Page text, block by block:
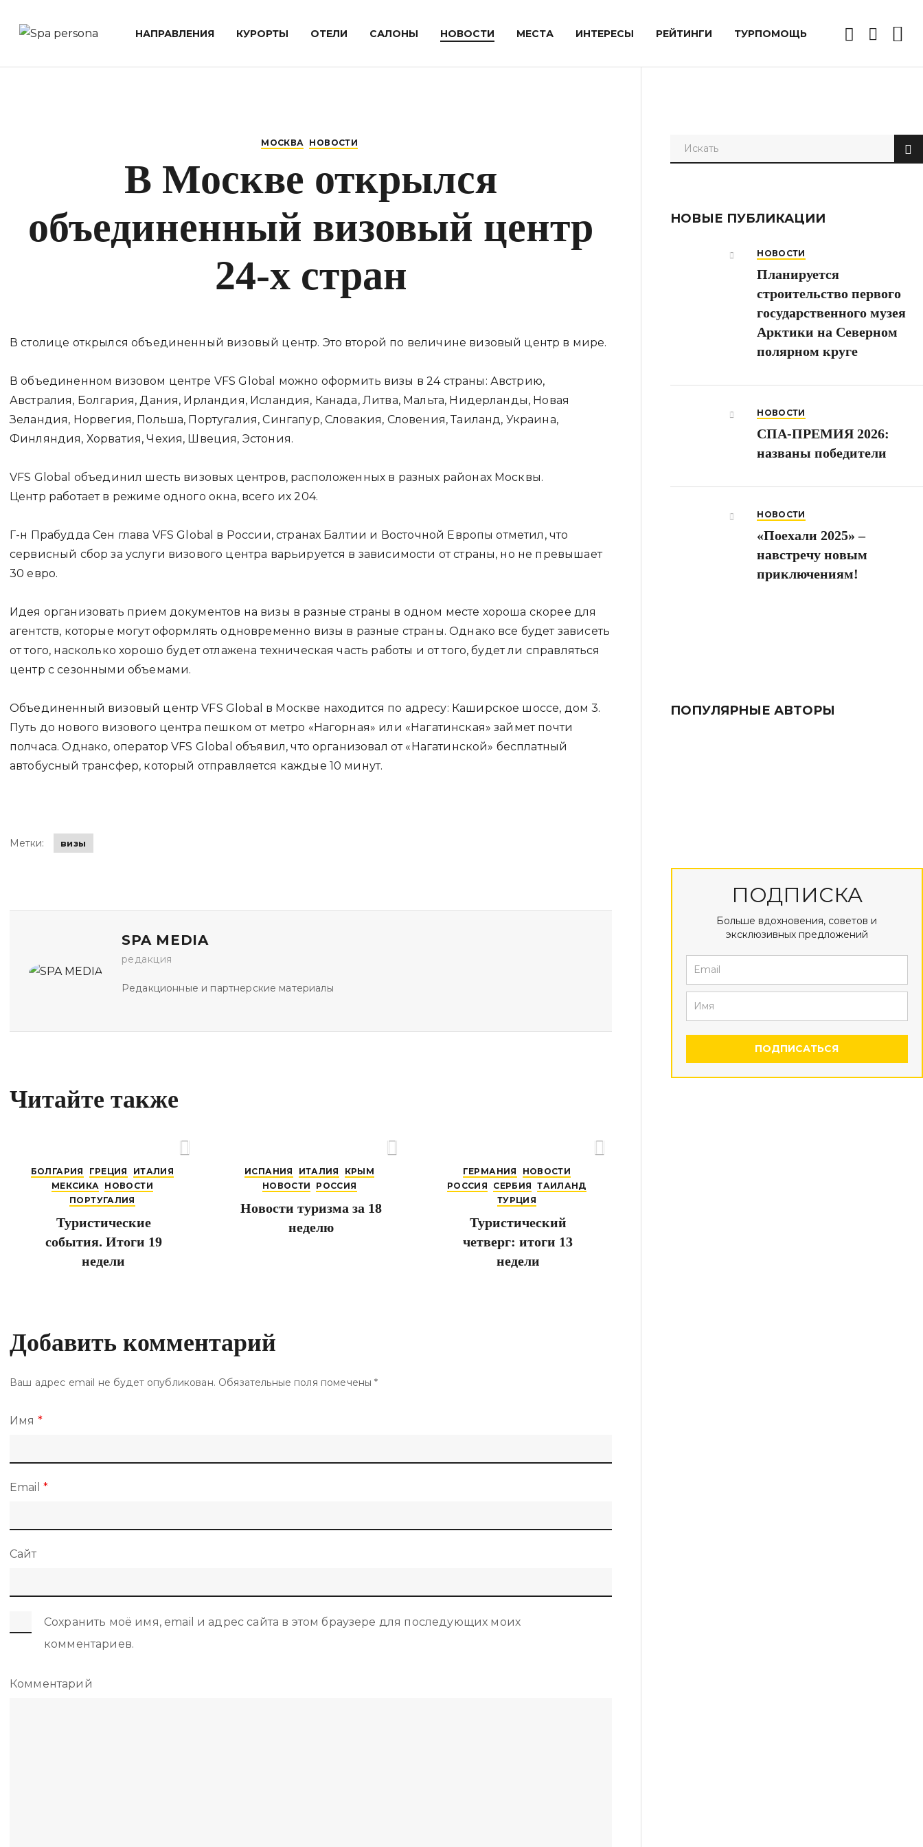
НАПРАВЛЕНИЯ КУРОРТЫ ОТЕЛИ САЛОНЫ НОВОСТИ МЕСТА ИНТЕРЕСЫ РЕЙТИНГИ ТУРПОМОЩЬ
МОСКВА НОВОСТИ
В Москве открылся
объединенный визовый центр
24-х стран
В столице открылся объединенный визовый центр. Это второй по величине визовый центр в мире.
В объединенном визовом центре VFS Global можно оформить визы в 24 страны: Австрию,
Австралия, Болгария, Дания, Ирландия, Исландия, Канада, Литва, Мальта, Нидерланды, Новая
Зеландия, Норвегия, Польша, Португалия, Сингапур, Словакия, Словения, Таиланд, Украина,
Финляндия, Хорватия, Чехия, Швеция, Эстония.
VFS Global объединил шесть визовых центров, расположенных в разных районах Москвы.
Центр работает в режиме одного окна, всего их 204.
Г-н Прабудда Сен глава VFS Global в России, странах Балтии и Восточной Европы отметил, что
сервисный сбор за услуги визового центра варьируется в зависимости от страны, но не превышает
30 евро.
Идея организовать прием документов на визы в разные страны в одном месте хороша скорее для
агентств, которые могут оформлять одновременно визы в разные страны. Однако все будет зависеть
от того, насколько хорошо будет отлажена техническая часть работы и от того, будет ли справляться
центр с сезонными объемами.
Объединенный визовый центр VFS Global в Москве находится по адресу: Каширское шоссе, дом 3.
Путь до нового визового центра пешком от метро «Нагорная» или «Нагатинская» займет почти
полчаса. Однако, оператор VFS Global объявил, что организовал от «Нагатинской» бесплатный
автобусный трансфер, который отправляется каждые 10 минут.
Метки: визы
SPA MEDIA
редакция
Редакционные и партнерские материалы
Читайте также
БОЛГАРИЯ ГРЕЦИЯ
ИТАЛИЯ
МЕКСИКА НОВОСТИ
ПОРТУГАЛИЯ
Туристические
события. Итоги 19
недели
ИСПАНИЯ ИТАЛИЯ
КРЫМ
НОВОСТИ
РОССИЯ
Новости туризма за 18
неделю
ГЕРМАНИЯ
НОВОСТИ
РОССИЯ
СЕРБИЯ
ТАИЛАНД
ТУРЦИЯ
Туристический
четверг: итоги 13
недели
Добавить комментарий
Ваш адрес email не будет опубликован. Обязательные поля помечены*
Имя *
Email *
Сайт
Сохранить моё имя, email и адрес сайта в этом браузере для последующих моих
комментариев.
Комментарий
НОВЫЕ ПУБЛИКАЦИИ
НОВОСТИ
Планируется
строительство первого
государственного музея
Арктики на Северном
полярном круге
НОВОСТИ
СПА-ПРЕМИЯ 2026:
названы победители
НОВОСТИ
«Поехали 2025» –
навстречу новым
приключениям!
ПОПУЛЯРНЫЕ АВТОРЫ
ПОДПИСКА
Больше вдохновения, советов и
эксклюзивных предложений
ПОДПИСАТЬСЯ